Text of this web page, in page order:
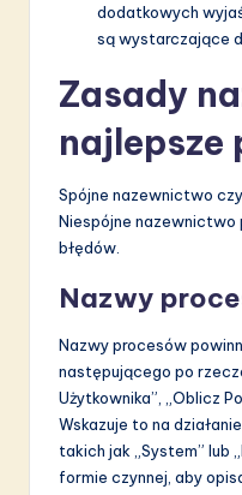
dodatkowych
są wystarczające
Zasady
najlepsze
Spójne nazewnictwo
Niespójne nazewnictwo
błędów.
Nazwy
Nazwy procesów
następującego po
Użytkownika”, „Oblicz
Wskazuje to na
takich jak „System” lub
formie czynnej, aby